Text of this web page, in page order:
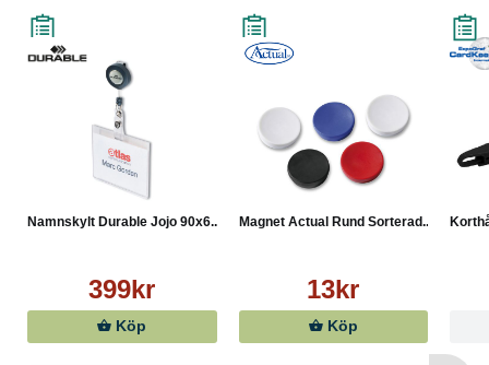
Namnskylt Durable Jojo 90x6...
399kr
Köp
Magnet Actual Rund Sorterad...
13kr
Köp